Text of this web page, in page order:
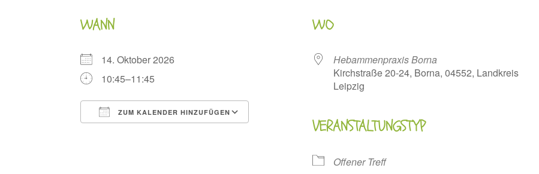
WANN
14. Oktober 2026
10:45–11:45
ZUM KALENDER HINZUFÜGEN
Google Kalender iCalendar
WO
Hebammenpraxis Borna
Kirchstraße 20-24, Borna, 04552, Landkreis
Leipzig
VERANSTALTUNGSTYP
Offener Treff